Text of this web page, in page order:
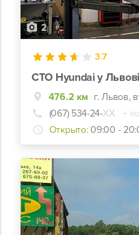
2
3.7
СТО Hyundai у
476.2 км г. Львов,
(067) 534-24-ХХ
+
Открыто: 09:00 -